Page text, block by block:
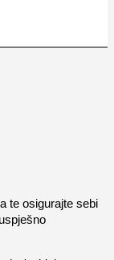
te osigurajte sebi